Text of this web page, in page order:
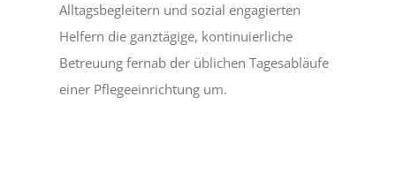
Alltagsbegleitern und sozial engagierten
Helfern die ganztägige, kontinuierliche
Betreuung fernab der üblichen Tagesabläufe
einer Pflegeeinrichtung um.